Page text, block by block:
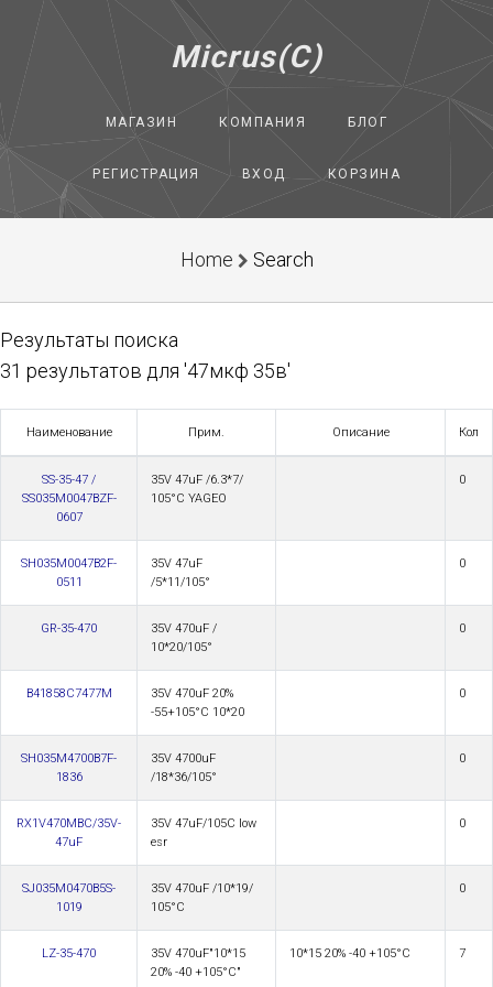
Micrus(C)
МАГАЗИН КОМПАНИЯ БЛОГ
РЕГИСТРАЦИЯ ВХОД КОРЗИНА
Home Search
Результаты поиска
31 результатов для '47мкф 35в'
Наименование Прим. Описание Кол
SS-35-47 /
SS035M0047BZF-
0607
35V 47uF /6.3*7/
105°С YAGEO
0
SH035M0047B2F-
0511
35V 47uF
/5*11/105°
0
GR-35-470
35V 470uF /
10*20/105°
0
B41858C7477M
35V 470uF 20%
-55+105°С 10*20
0
SH035M4700B7F-
1836
35V 4700uF
/18*36/105°
0
RX1V470MBC/35V-
47uF
35V 47uF/105C low
esr
0
SJ035M0470B5S-
1019
35V 470uF /10*19/
105°С
0
LZ-35-470
35V 470uF"10*15
20% -40 +105°С"
10*15 20% -40 +105°С 7